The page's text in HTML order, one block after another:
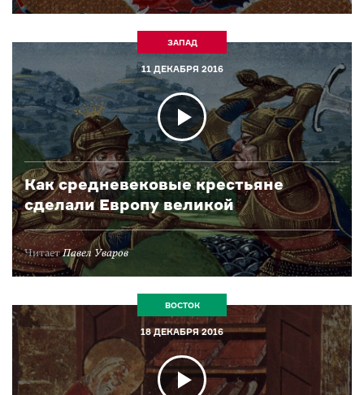
ЗАПАД
11 ДЕКАБРЯ 2016
Как средневековые крестьяне
сделали Европу великой
ЧитаетПавел Уваров
ВОСТОК
18 ДЕКАБРЯ 2016